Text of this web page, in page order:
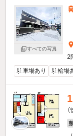
すべての写真
2
駐車場あり
駐輪場